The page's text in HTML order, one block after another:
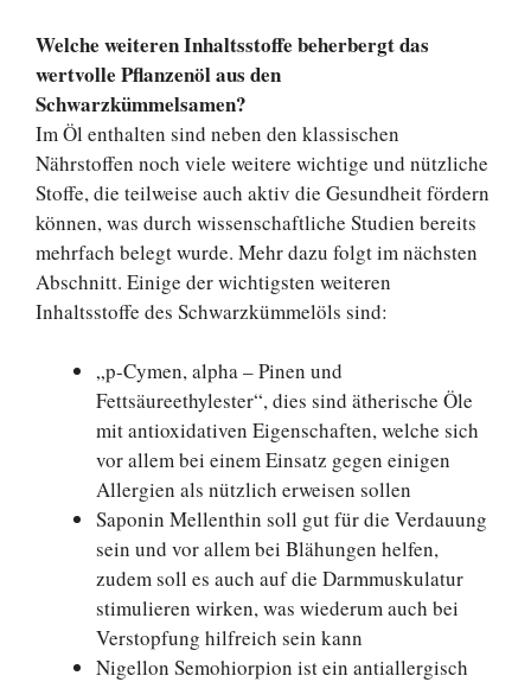
Welche weiteren Inhaltsstoffe beherbergt das
wertvolle Pflanzenöl aus den
Schwarzkümmelsamen?
Im Öl enthalten sind neben den klassischen
Nährstoffen noch viele weitere wichtige und nützliche
Stoffe, die teilweise auch aktiv die Gesundheit fördern
können, was durch wissenschaftliche Studien bereits
mehrfach belegt wurde. Mehr dazu folgt im nächsten
Abschnitt. Einige der wichtigsten weiteren
Inhaltsstoffe des Schwarzkümmelöls sind:
„p-Cymen, alpha – Pinen und
Fettsäureethylester“, dies sind ätherische Öle
mit antioxidativen Eigenschaften, welche sich
vor allem bei einem Einsatz gegen einigen
Allergien als nützlich erweisen sollen
Saponin Mellenthin soll gut für die Verdauung
sein und vor allem bei Blähungen helfen,
zudem soll es auch auf die Darmmuskulatur
stimulieren wirken, was wiederum auch bei
Verstopfung hilfreich sein kann
Nigellon Semohiorpion ist ein antiallergisch